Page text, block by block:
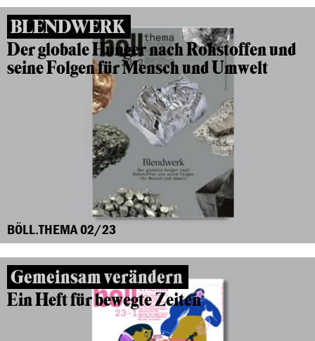
BLENDWERK
Der globale Hunger nach Rohstoffen und
seine Folgen für Mensch und Umwelt
BÖLL.THEMA 02/23
Gemeinsam verändern
Ein Heft für bewegte Zeiten